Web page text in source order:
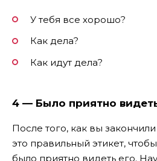
У тебя все хорошо?
Как дела?
Как идут дела?
4 — Было приятно
После того, как вы
это правильный этикет,
было приятно видеть его.